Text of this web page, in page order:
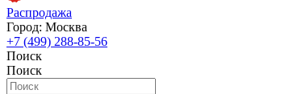
Распродажа
Город: Москва
+7 (499) 288-85-56
Поиск
Поиск